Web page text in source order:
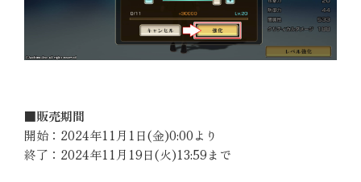
■販売期間
開始：2024年11月1日(金)0:00より
終了：2024年11月19日(火)13:59まで